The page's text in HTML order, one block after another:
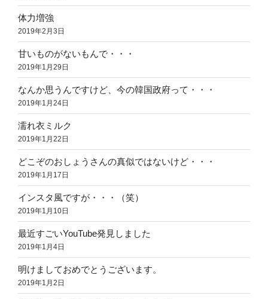
体力増強
2019年2月3日
甘いものがないもんで・・・
2019年1月29日
なんか思うんですけど、今の韓国政府って・・・
2019年1月24日
濡れ衣ミルク
2019年1月22日
どこぞのおしょうさんの真似ではないけど・・・
2019年1月17日
インスタ風ですが・・・（笑）
2019年1月10日
最近すごいYouTube発見しました
2019年1月4日
明けましておめでとうございます。
2019年1月2日